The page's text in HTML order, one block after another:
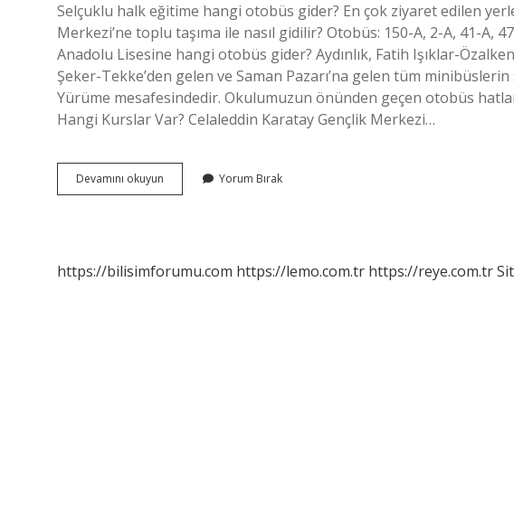
Selçuklu halk eğitime hangi otobüs gider? En çok ziyaret edilen
Merkezi’ne toplu taşıma ile nasıl gidilir? Otobüs: 150-A, 2-A, 41-A,
Anadolu Lisesine hangi otobüs gider? Aydınlık, Fatih Işıklar-
Şeker-Tekke’den gelen ve Saman Pazarı’na gelen tüm
Yürüme mesafesindedir. Okulumuzun önünden geçen otobüs
Hangi Kurslar Var? Celaleddin Karatay Gençlik Merkezi…
Devamını okuyun
Karatay
Otobüs
Yorum Bırak
https://bilisimforumu.com https://lemo.com.tr https://reye.com.tr